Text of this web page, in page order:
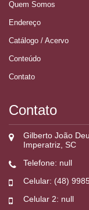
Quem Somos
Endereço
Catálogo / Acervo
Conteúdo
Contato
Contato
Gilberto João
Imperatriz, SC
Telefone: null
Celular: (48)
Celular 2: null